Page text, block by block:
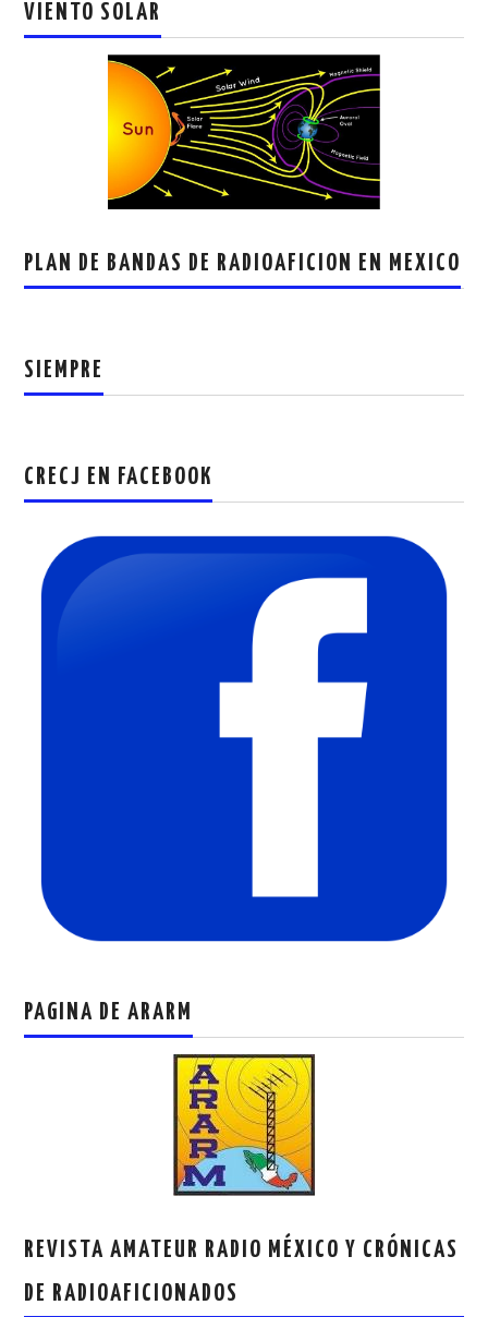
VIENTO SOLAR
PLAN DE BANDAS DE RADIOAFICION EN MEXICO
SIEMPRE
CRECJ EN FACEBOOK
PAGINA DE ARARM
REVISTA AMATEUR RADIO MÉXICO Y CRÓNICAS
DE RADIOAFICIONADOS